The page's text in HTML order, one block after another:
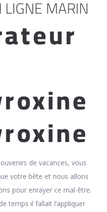
MARIN
de vacances, vous
votre bête et nous allons
pour enrayer ce mal-être.
temps il fallait l’appliquer